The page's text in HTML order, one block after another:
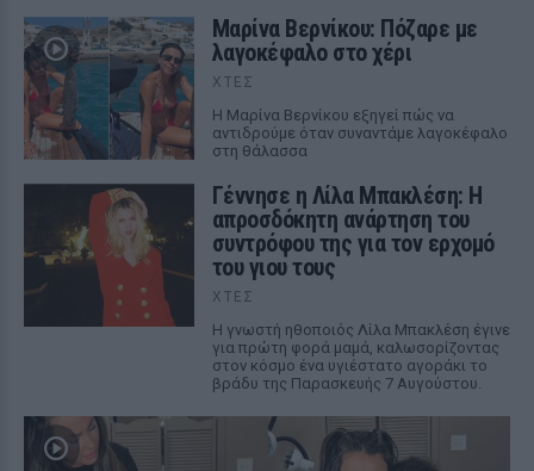
Μαρίνα Βερνίκου: Πόζαρε με
λαγοκέφαλο στο χέρι
ΧΤΕΣ
Η Μαρίνα Βερνίκου εξηγεί πώς να
αντιδρούμε όταν συναντάμε λαγοκέφαλο
στη θάλασσα
Γέννησε η Λίλα Μπακλέση: Η
απροσδόκητη ανάρτηση του
συντρόφου της για τον ερχομό
του γιου τους
ΧΤΕΣ
Η γνωστή ηθοποιός Λίλα Μπακλέση έγινε
για πρώτη φορά μαμά, καλωσορίζοντας
στον κόσμο ένα υγιέστατο αγοράκι το
βράδυ της Παρασκευής 7 Αυγούστου.